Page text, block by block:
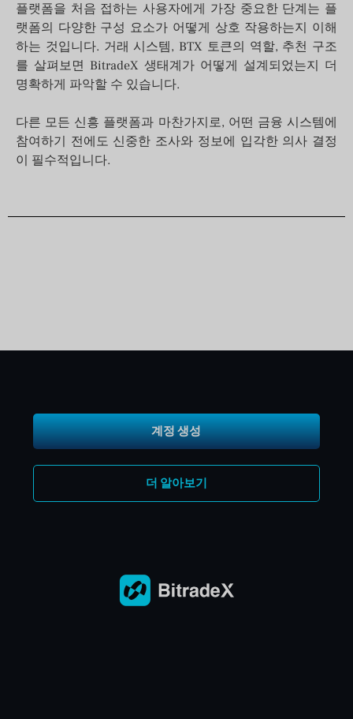
플랫폼을 처음 접하는 사용자에게 가장 중요한 단계는 플
랫폼의 다양한 구성 요소가 어떻게 상호 작용하는지 이해
하는 것입니다. 거래 시스템, BTX 토큰의 역할, 추천 구조
를 살펴보면 BitradeX 생태계가 어떻게 설계되었는지 더
명확하게 파악할 수 있습니다.
다른 모든 신흥 플랫폼과 마찬가지로, 어떤 금융 시스템에
참여하기 전에도 신중한 조사와 정보에 입각한 의사 결정
이 필수적입니다.
계정 생성
더 알아보기